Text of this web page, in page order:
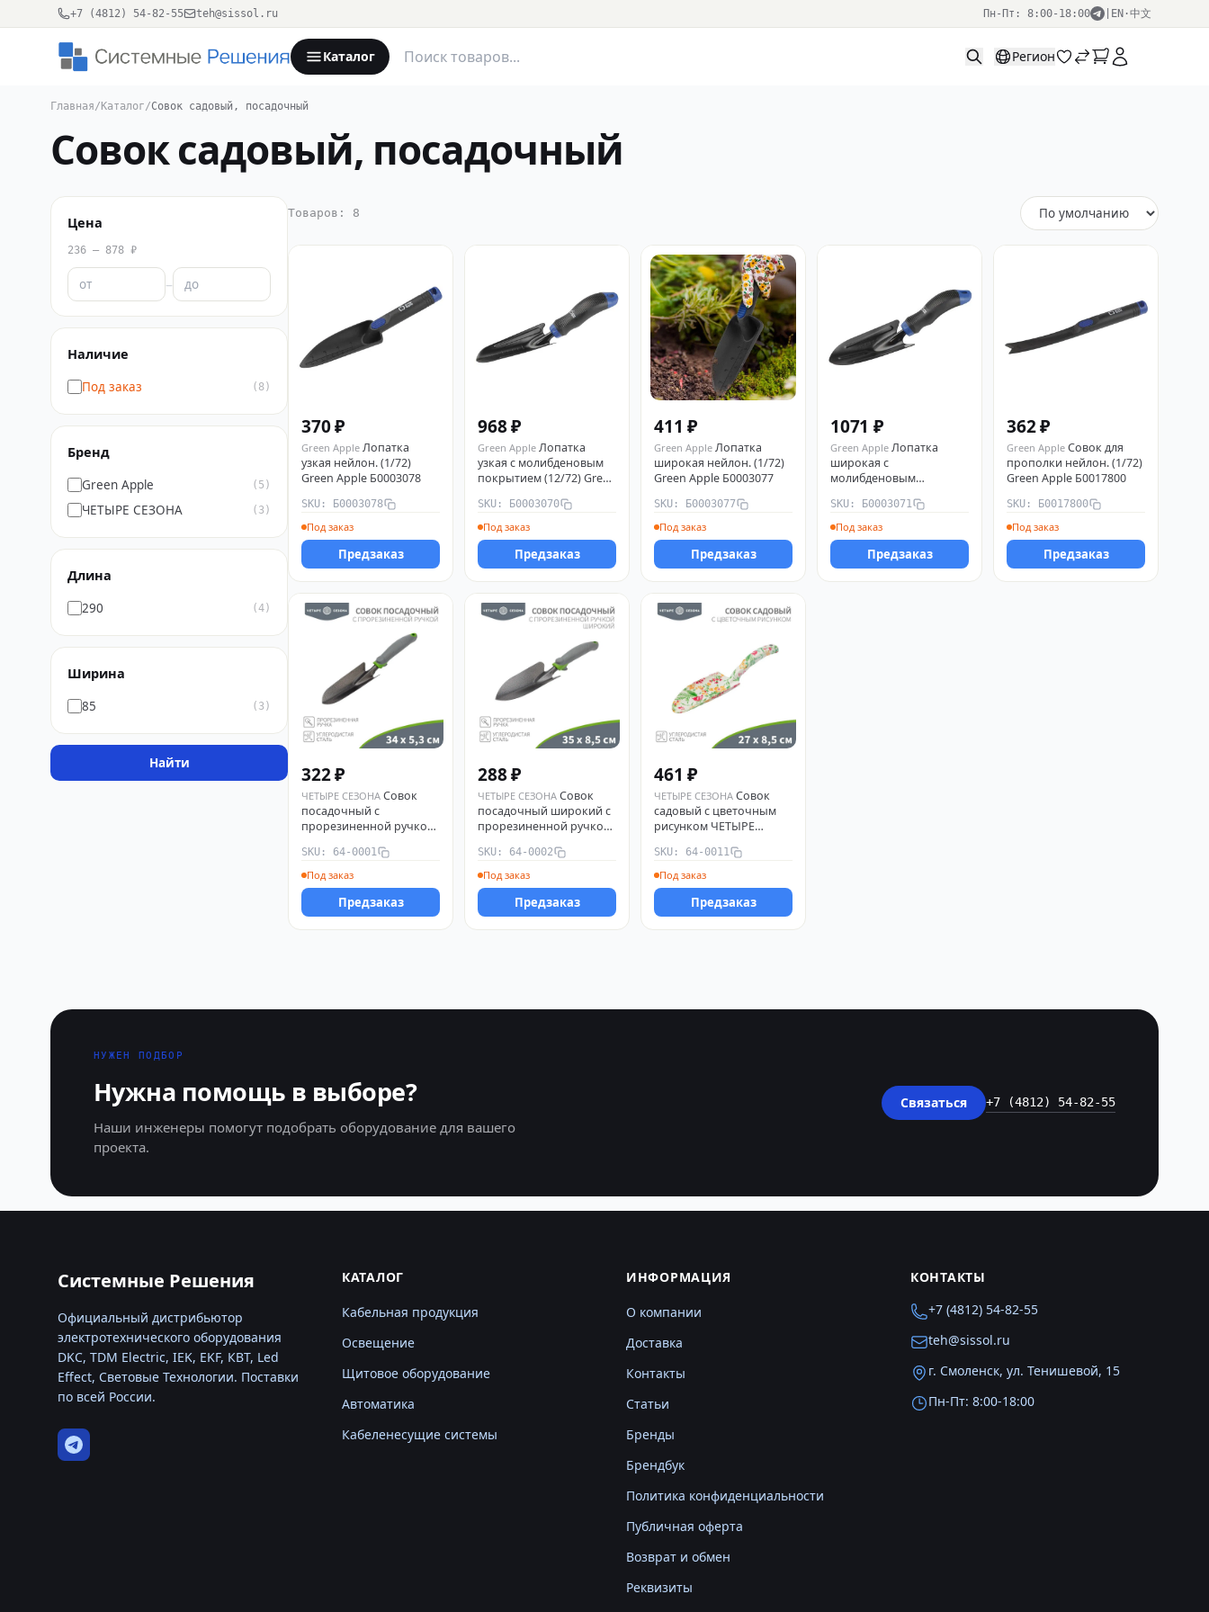
+7 (4812) 54-82-55 teh@sissol.ru Пн-Пт: 8:00-18:00 EN ·中文
Каталог Регион
Главная/ Каталог/Совок садовый, посадочный
Совок садовый, посадочный
Цена
236 – 878 ₽
–
Наличие
Под заказ (8)
Бренд
Green Apple (5)
ЧЕТЫРЕ СЕЗОНА (3)
Длина
290 (4)
Ширина
85 (3)
Найти
Товаров: 8
370 ₽
Green Apple Лопатка
узкая нейлон. (1/72)
Green Apple Б0003078
SKU: Б0003078
Под заказ
Предзаказ
968 ₽
Green Apple Лопатка
узкая с молибденовым
покрытием (12/72) Green
SKU: Б0003070
Под заказ
Предзаказ
411 ₽
Green Apple Лопатка
широкая нейлон. (1/72)
Green Apple Б0003077
SKU: Б0003077
Под заказ
Предзаказ
1071 ₽
Green Apple Лопатка
широкая с
молибденовым
Apple Б0003071
SKU: Б0003071
Под заказ
Предзаказ
362 ₽
Green Apple Совок для
прополки нейлон. (1/72)
Green Apple Б0017800
SKU: Б0017800
Под заказ
Предзаказ
322 ₽
ЧЕТЫРЕ СЕЗОНА Совок
посадочный с
прорезиненной ручкой
SKU: 64-0001
Под заказ
Предзаказ
288 ₽
ЧЕТЫРЕ СЕЗОНА Совок
посадочный широкий с
прорезиненной ручкой
SKU: 64-0002
Под заказ
Предзаказ
461 ₽
ЧЕТЫРЕ СЕЗОНА Совок
садовый с цветочным
рисунком ЧЕТЫРЕ
SKU: 64-0011
Под заказ
Предзаказ
НУЖЕН ПОДБОР
Нужна помощь в выборе?
Наши инженеры помогут подобрать оборудование для вашего
проекта.
Связаться +7 (4812) 54-82-55
Системные Решения
Официальный дистрибьютор
электротехнического оборудования
DKC, TDM Electric, IEK, EKF, КВТ, Led
Effect, Световые Технологии. Поставки
по всей России.
КАТАЛОГ
Кабельная продукция
Освещение
Щитовое оборудование
Автоматика
Кабеленесущие системы
ИНФОРМАЦИЯ
О компании
Доставка
Контакты
Статьи
Бренды
Брендбук
Политика конфиденциальности
Публичная оферта
Возврат и обмен
Реквизиты
КОНТАКТЫ
+7 (4812) 54-82-55
teh@sissol.ru
г. Смоленск, ул. Тенишевой, 15
Пн-Пт: 8:00-18:00